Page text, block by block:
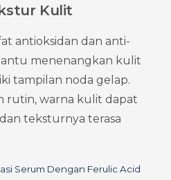
Kulit
antioksidan dan anti-
menenangkan kulit
tampilan noda gelap.
rutin, warna kulit dapat
teksturnya terasa
Serum Dengan Ferulic Acid